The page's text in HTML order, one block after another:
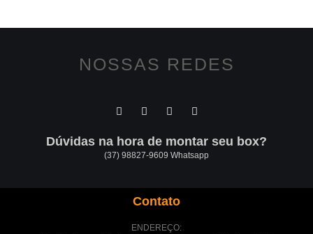
NOSSAS REDES
Dúvidas na hora de montar seu box?
(37) 98827-9609 Whatsapp
Contato
ENDEREÇO: